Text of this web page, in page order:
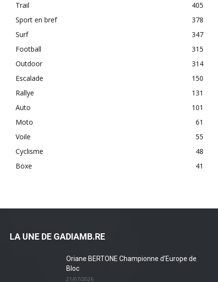
Trail
405
Sport en bref
378
Surf
347
Football
315
Outdoor
314
Escalade
150
Rallye
131
Auto
101
Moto
61
Voile
55
Cyclisme
48
Boxe
41
LA UNE DE GADIAMB.RE
Oriane BERTONE Championne d’Europe de
Bloc
21/07/2026